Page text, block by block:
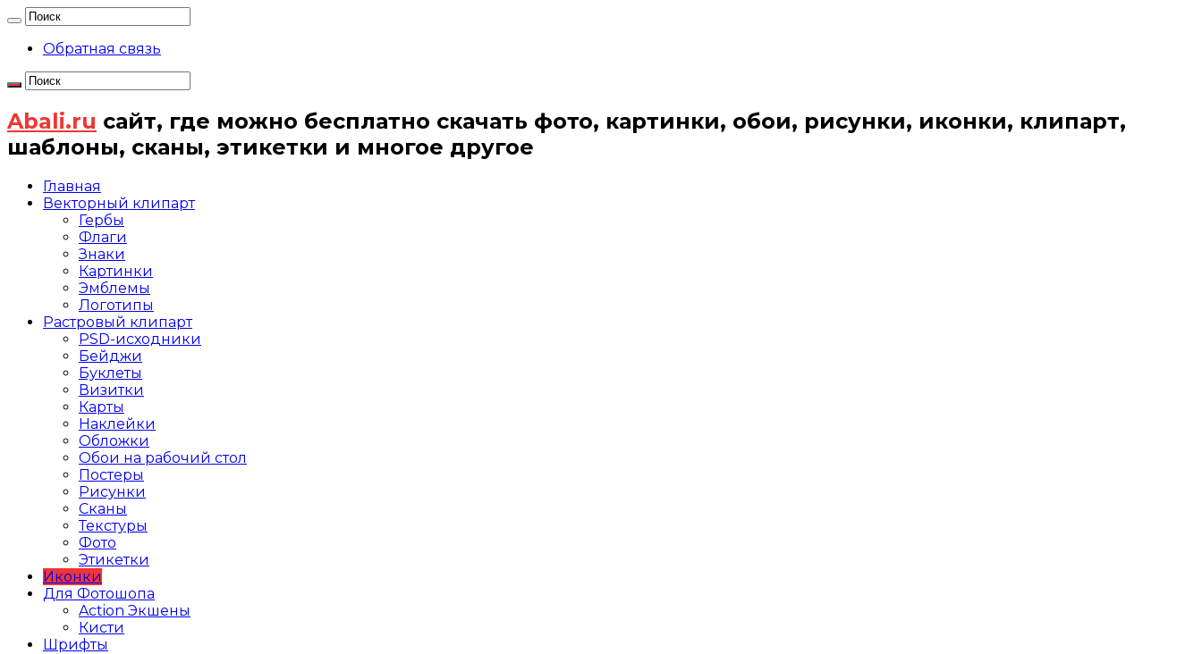
Обратная связь
Abali.ru сайт, где можно бесплатно скачать фото, картинки, обои, рисунки, иконки, клипарт,
шаблоны, сканы, этикетки и многое другое
Главная
Векторный клипарт
Гербы
Флаги
Знаки
Картинки
Эмблемы
Логотипы
Растровый клипарт
PSD-исходники
Бейджи
Буклеты
Визитки
Карты
Наклейки
Обложки
Обои на рабочий стол
Постеры
Рисунки
Сканы
Текстуры
Фото
Этикетки
Иконки
Для Фотошопа
Action Экшены
Кисти
Шрифты